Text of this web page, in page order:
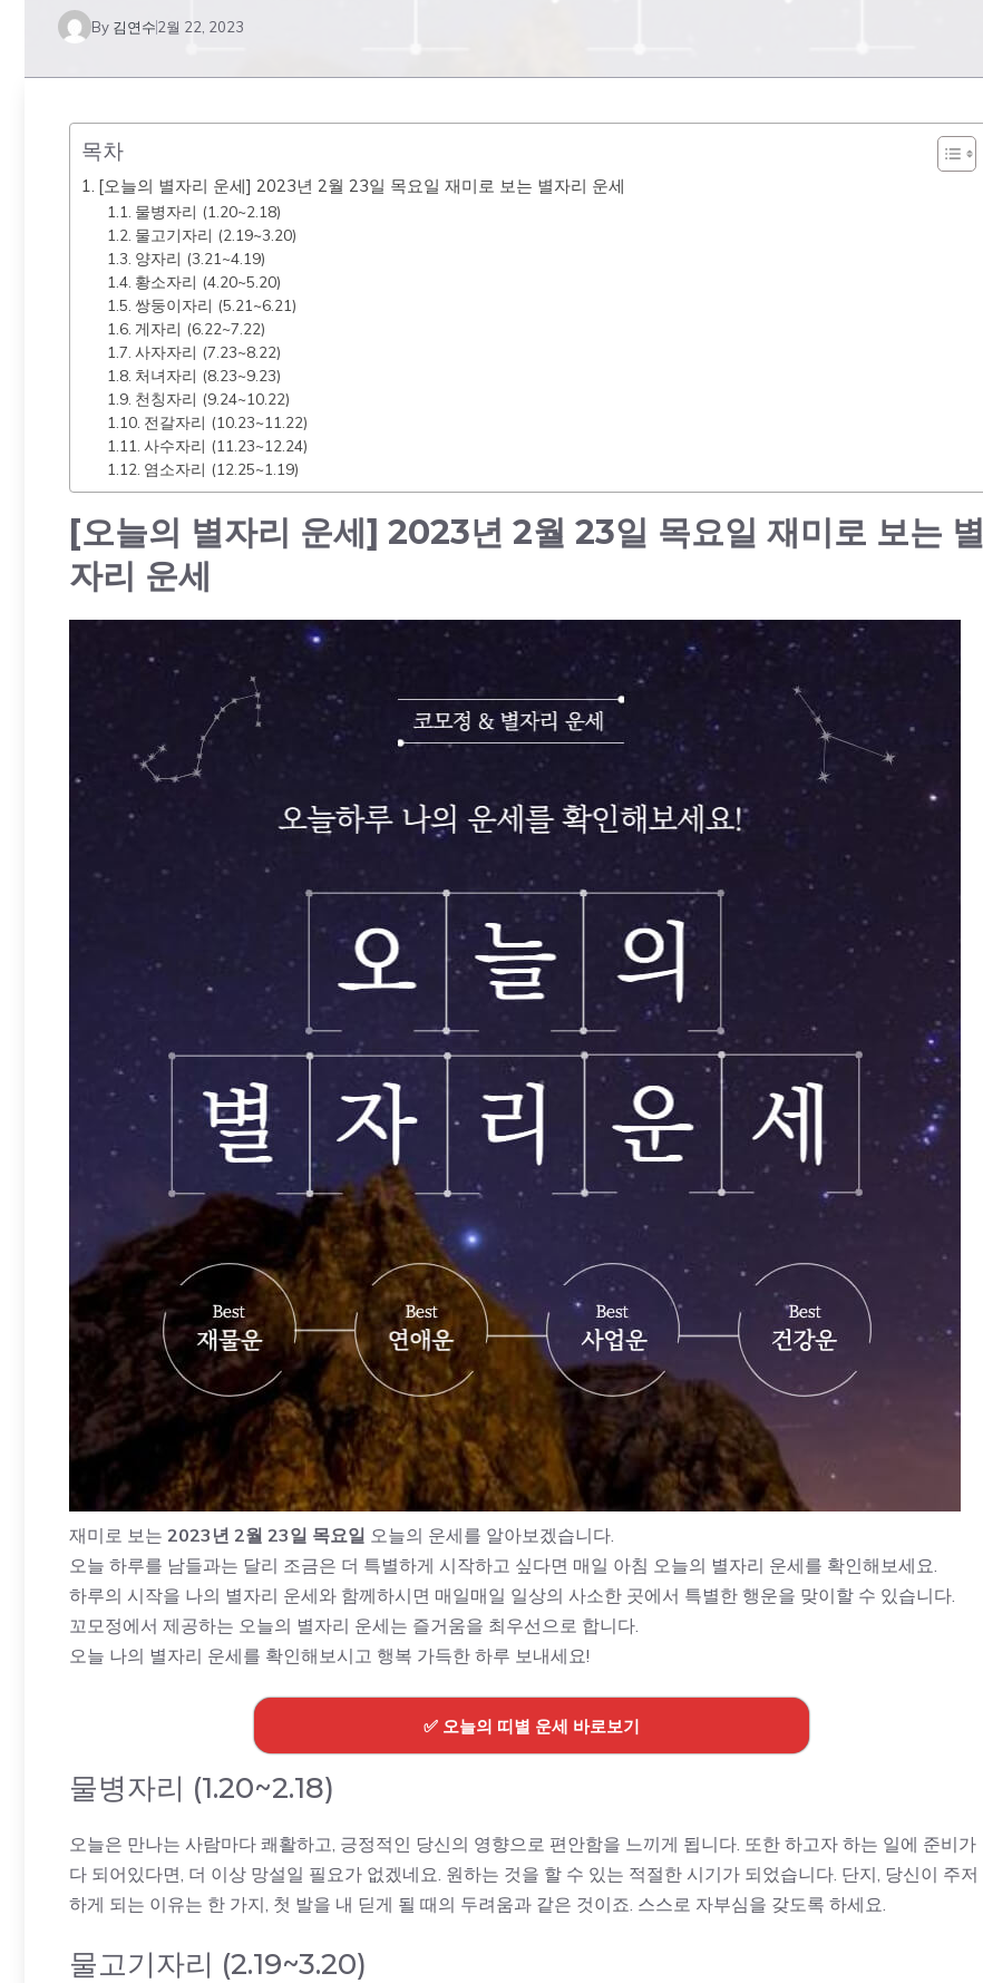
By 김연수2월 22, 2023
목차
[오늘의 별자리 운세] 2023년 2월 23일 목요일 재미로 보는 별자리 운세
물병자리 (1.20~2.18)
물고기자리 (2.19~3.20)
양자리 (3.21~4.19)
황소자리 (4.20~5.20)
쌍둥이자리 (5.21~6.21)
게자리 (6.22~7.22)
사자자리 (7.23~8.22)
처녀자리 (8.23~9.23)
천칭자리 (9.24~10.22)
전갈자리 (10.23~11.22)
사수자리 (11.23~12.24)
염소자리 (12.25~1.19)
[오늘의 별자리 운세] 2023년 2월 23일 목요일 재미로 보는 별
자리 운세
재미로 보는 2023년 2월 23일 목요일 오늘의 운세를 알아보겠습니다.
오늘 하루를 남들과는 달리 조금은 더 특별하게 시작하고 싶다면 매일 아침 오늘의 별자리 운세를 확인해보세요.
하루의 시작을 나의 별자리 운세와 함께하시면 매일매일 일상의 사소한 곳에서 특별한 행운을 맞이할 수 있습니다.
꼬모정에서 제공하는 오늘의 별자리 운세는 즐거움을 최우선으로 합니다.
오늘 나의 별자리 운세를 확인해보시고 행복 가득한 하루 보내세요!
✅ 오늘의 띠별 운세 바로보기
물병자리 (1.20~2.18)
오늘은 만나는 사람마다 쾌활하고, 긍정적인 당신의 영향으로 편안함을 느끼게 됩니다. 또한 하고자 하는 일에 준비가
다 되어있다면, 더 이상 망설일 필요가 없겠네요. 원하는 것을 할 수 있는 적절한 시기가 되었습니다. 단지, 당신이 주저
하게 되는 이유는 한 가지, 첫 발을 내 딛게 될 때의 두려움과 같은 것이죠. 스스로 자부심을 갖도록 하세요.
물고기자리 (2.19~3.20)